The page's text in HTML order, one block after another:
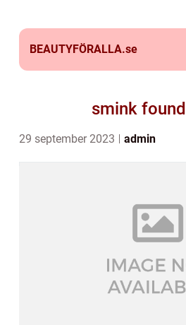
BEAUTYFÖRALLA.se
smink
29 september 2023 admin